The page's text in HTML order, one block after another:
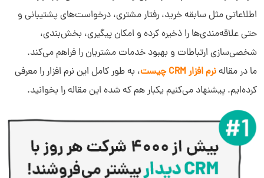
اطلاعاتی مثل سابقه خرید، رفتار مشتری، درخواست‌های پشتیبانی و
حتی علاقه‌مندی‌ها را ذخیره کرده و امکان پیگیری، بخش‌بندی،
شخصی‌سازی ارتباطات و بهبود خدمات مشتریان را فراهم می‌کند.
ما در مقالهنرم افزار CRM چیست
، به طور کامل این نرم افزار را معرفی
کرده‌ایم. پیشنهاد می‌کنیم یکبار هم که شده این مقاله را بخوانید.